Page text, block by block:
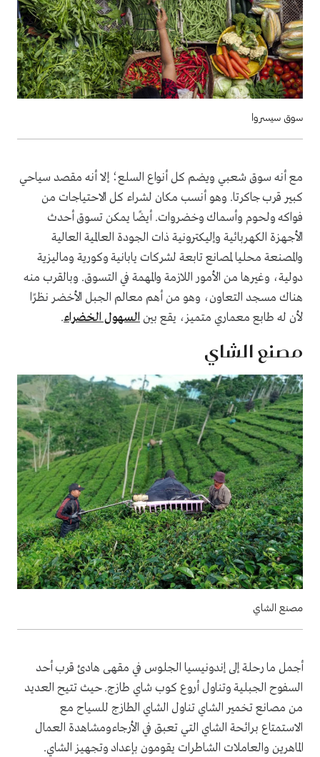
سوق سيسروا
مع أنه سوق شعبي ويضم كل أنواع السلع؛ إلا أنه مقصد سياحي
كبير قرب جاكرتا. وهو أنسب مكان لشراء كل الاحتياجات من
فواكه ولحوم وأسماك وخضروات. أيضًا يمكن تسوق أحدث
الأجهزة الكهربائية وإليكترونية ذات الجودة العالمية العالية
والمصنعة محليا لمصانع تابعة لشركات يابانية وكورية وماليزية
دولية، وغيرها من الأمور اللازمة والمهمة في التسوق. وبالقرب منه
هناك مسجد التعاون، وهو من أهم معالم الجبل الأخضر نظرًا
لأن له طابع معماري متميز، يقع بينالسهول الخضراء.
مصنع الشاي
مصنع الشاي
أجمل ما رحلة إلى إندونيسيا الجلوس في مقهى هادئ قرب أحد
السفوح الجبلية وتناول أروع كوب شاي طازج. حيث تتيح العديد
من مصانع تخمير الشاي تناول الشاي الطازج للسياح مع
الاستمتاع برائحة الشاي التي تعبق في الأرجاءومشاهدة العمال
الماهرين والعاملات الشاطرات يقومون بإعداد وتجهيز الشاي.